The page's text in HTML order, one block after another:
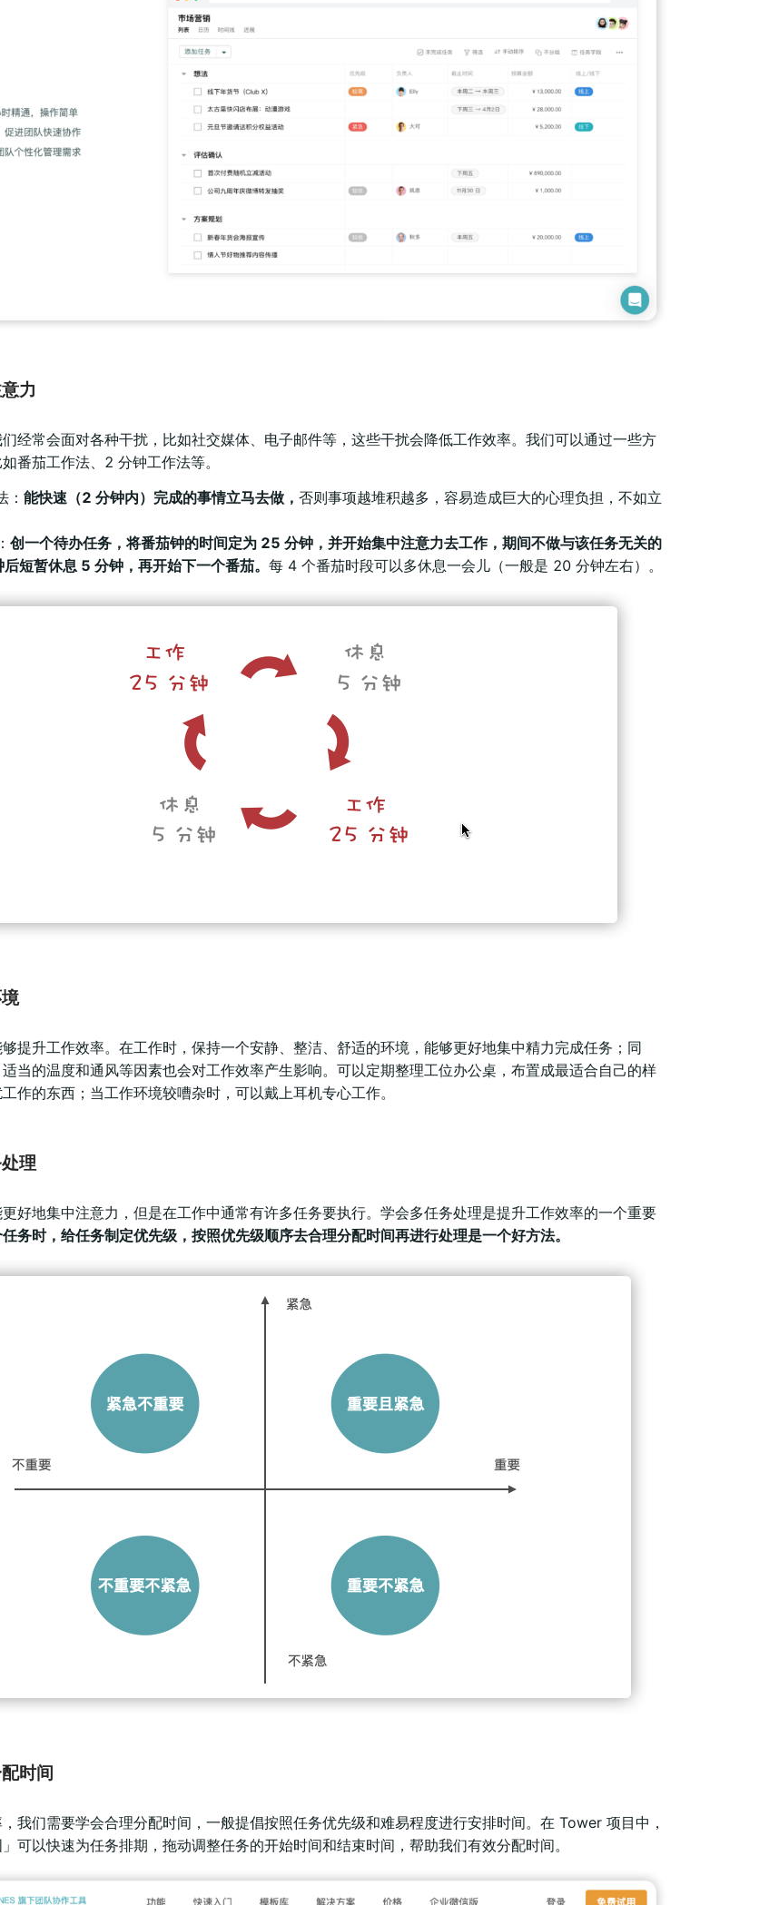
力
经常会面对各种干扰，比如社交媒体、电子邮件等，这些干扰会降低工作效率。我们可以通过一些方
番茄工作法、2 分钟工作法等。
： 能快速（2 分钟内）完成的事情立马去做， 否则事项越堆积越多，容易造成巨大的心理负担，不如立
创一个待办任务，将番茄钟的时间定为 25 分钟，并开始集中注意力去工作，期间不做与该任务无关的
短暂休息 5 分钟，再开始下一个番茄。 每 4 个番茄时段可以多休息一会儿（一般是 20 分钟左右）。
提升工作效率。在工作时，保持一个安静、整洁、舒适的环境，能够更好地集中精力完成任务；同
当的温度和通风等因素也会对工作效率产生影响。可以定期整理工位办公桌，布置成最适合自己的样
作的东西；当工作环境较嘈杂时，可以戴上耳机专心工作。
理
好地集中注意力，但是在工作中通常有许多任务要执行。学会多任务处理是提升工作效率的一个重要
务时，给任务制定优先级，按照优先级顺序去合理分配时间再进行处理是一个好方法。
时间
我们需要学会合理分配时间，一般提倡按照任务优先级和难易程度进行安排时间。在 Tower 项目中，
可以快速为任务排期，拖动调整任务的开始时间和结束时间，帮助我们有效分配时间。